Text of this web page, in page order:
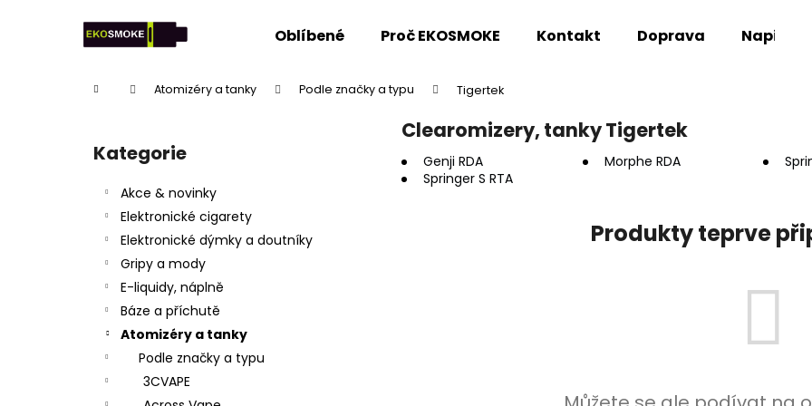
Oblíbené Proč EKOSMOKE Kontakt Doprava Napište
Domů Atomizéry a tanky Podle značky a typu Tigertek
Přeskočit
kategorie
Kategorie
Akce & novinky
Elektronické cigarety
Elektronické dýmky a doutníky
Gripy a mody
E-liquidy, náplně
Báze a příchutě
Atomizéry a tanky
Podle značky a typu
3CVAPE
Clearomizery, tanky Tigertek
Genji RDA Morphe RDA
Springer S RTA
Produkty teprve
Zpět
Zpět
Co potřebujete najít?
HLEDAT
Doporučujeme